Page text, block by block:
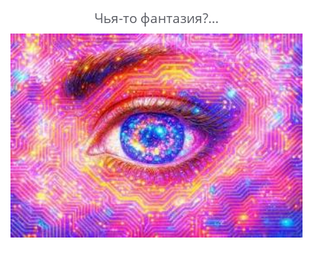
Чья-то фантазия?...